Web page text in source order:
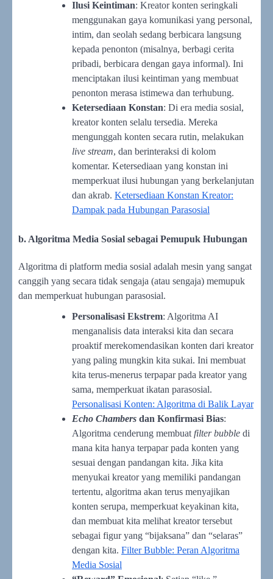
Ilusi Keintiman: Kreator konten seringkali
menggunakan gaya komunikasi yang personal,
intim, dan seolah sedang berbicara langsung
kepada penonton (misalnya, berbagi cerita
pribadi, berbicara dengan gaya informal). Ini
menciptakan ilusi keintiman yang membuat
penonton merasa istimewa dan terhubung.
Ketersediaan Konstan: Di era media sosial,
kreator konten selalu tersedia. Mereka
mengunggah konten secara rutin, melakukan
live stream, dan berinteraksi di kolom
komentar. Ketersediaan yang konstan ini
memperkuat ilusi hubungan yang berkelanjutan
dan akrab. Ketersediaan Konstan Kreator:
Dampak pada Hubungan Parasosial
b. Algoritma Media Sosial sebagai Pemupuk Hubungan
Algoritma di platform media sosial adalah mesin yang sangat
canggih yang secara tidak sengaja (atau sengaja) memupuk
dan memperkuat hubungan parasosial.
Personalisasi Ekstrem: Algoritma AI
menganalisis data interaksi kita dan secara
proaktif merekomendasikan konten dari kreator
yang paling mungkin kita sukai. Ini membuat
kita terus-menerus terpapar pada kreator yang
sama, memperkuat ikatan parasosial.
Personalisasi Konten: Algoritma di Balik Layar
Echo Chambers dan Konfirmasi Bias:
Algoritma cenderung membuat filter bubble di
mana kita hanya terpapar pada konten yang
sesuai dengan pandangan kita. Jika kita
menyukai kreator yang memiliki pandangan
tertentu, algoritma akan terus menyajikan
konten serupa, memperkuat keyakinan kita,
dan membuat kita melihat kreator tersebut
sebagai figur yang “bijaksana” dan “selaras”
dengan kita. Filter Bubble: Peran Algoritma
Media Sosial